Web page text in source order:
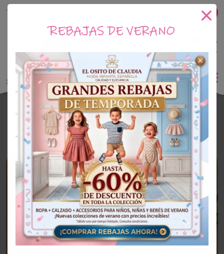
El Osito de Claudia
Tu tienda online de Moda Infantil
0€
Outlet Niña
OUTLET
REBAJAS DE VERANO